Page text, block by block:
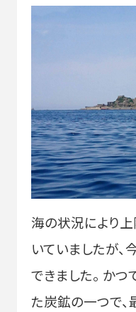
海の状況により
いていましたが、
できました。 か
た炭鉱の一つで